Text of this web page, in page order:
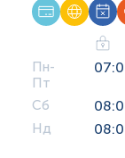
Пн-
Пт
Сб
Нд